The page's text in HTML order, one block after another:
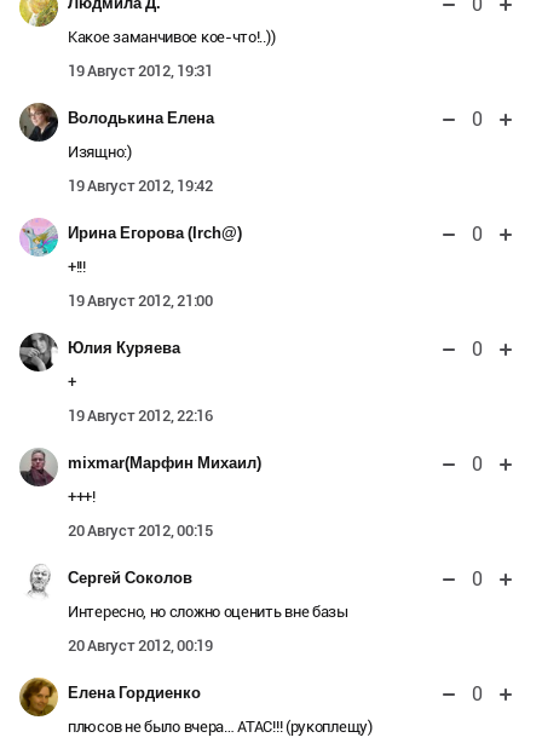
Какое заманчивое кое-что!..))
19 Август 2012, 19:31
Володькина Елена 0
Изящно:)
19 Август 2012, 19:42
Ирина Егорова (Irch@) 0
+!!!
19 Август 2012, 21:00
Юлия Куряева 0
+
19 Август 2012, 22:16
mixmar(Марфин Михаил) 0
+++!
20 Август 2012, 00:15
Сергей Соколов 0
Интересно, но сложно оценить вне базы
20 Август 2012, 00:19
Елена Гордиенко 0
плюсов не было вчера… АТАС!!! (рукоплещу)